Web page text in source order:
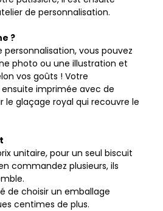
de personnalisation.
?
vous pouvez
photo ou une illustration et
vos goûts ! Votre
imprimée avec de
le glaçage royal qui recouvre le
unitaire, pour un seul biscuit
commandez plusieurs, ils
de choisir un emballage
centimes de plus.